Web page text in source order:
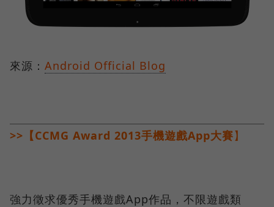
來源： Android Official Blog
>>【CCMG Award 2013手機遊戲App大賽】
強力徵求優秀手機遊戲App作品，不限遊戲類